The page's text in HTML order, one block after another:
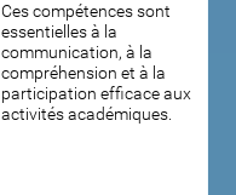
Ces compétences sont
essentielles à la
communication, à la
compréhension et à la
participation efficace aux
activités académiques.